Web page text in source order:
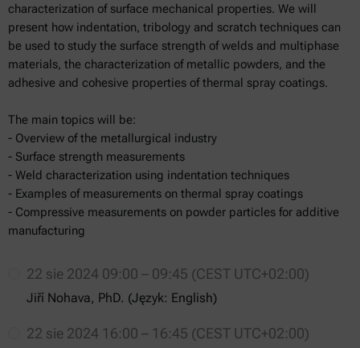
characterization of surface mechanical properties. We will
present how indentation, tribology and scratch techniques can
be used to study the surface strength of welds and multiphase
materials, the characterization of metallic powders, and the
adhesive and cohesive properties of thermal spray coatings.
The main topics will be:
- Overview of the metallurgical industry
- Surface strength measurements
- Weld characterization using indentation techniques
- Examples of measurements on thermal spray coatings
- Compressive measurements on powder particles for additive
manufacturing
22 sie 2024 09:00 – 09:45 (CEST UTC+02:00)
Jiří Nohava, PhD. (Język: English)
22 sie 2024 16:00 – 16:45 (CEST UTC+02:00)